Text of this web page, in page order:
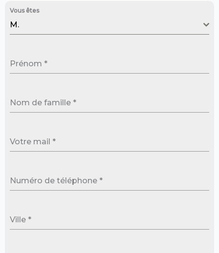
Vous êtes
M.
Prénom *
Nom de famille *
Votre mail *
Numéro de téléphone *
Ville *